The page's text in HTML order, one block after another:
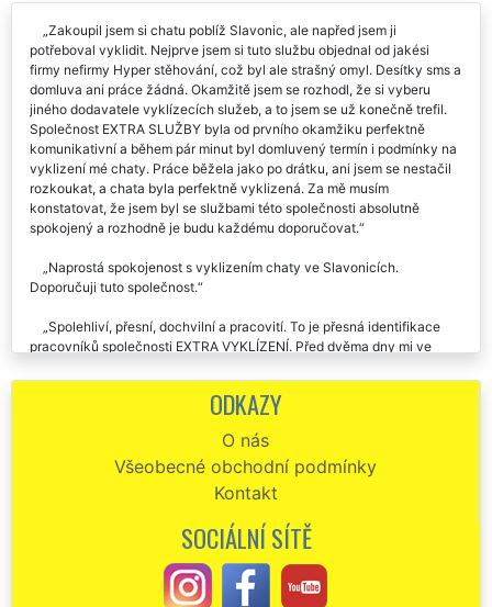
Zakoupil jsem si chatu poblíž Slavonic, ale napřed jsem ji
potřeboval vyklidit. Nejprve jsem si tuto službu objednal od jakési
firmy nefirmy Hyper stěhování, což byl ale strašný omyl. Desítky sms a
domluva ani práce žádná. Okamžitě jsem se rozhodl, že si vyberu
jiného dodavatele vyklízecích služeb, a to jsem se už konečně trefil.
Společnost EXTRA SLUŽBY byla od prvního okamžiku perfektně
komunikativní a během pár minut byl domluvený termín i podmínky na
vyklizení mé chaty. Práce běžela jako po drátku, ani jsem se nestačil
rozkoukat, a chata byla perfektně vyklizená. Za mě musím
konstatovat, že jsem byl se službami této společnosti absolutně
spokojený a rozhodně je budu každému doporučovat.
Naprostá spokojenost s vyklizením chaty ve Slavonicích.
Doporučuji tuto společnost.
Spolehliví, přesní, dochvilní a pracovití. To je přesná identifikace
pracovníků společnosti EXTRA VYKLÍZENÍ. Před dvěma dny mi ve
všemožného nepořádku a harampádí. Stoprocentní a spolehlivá práce,
kterou musím ocenit a pochválit. Bezpodmínečně nejlepší vyklízecí
Vyklízení celé chalupy ve Slavonicích proběhlo bez sebemenších
problémů. Tuto společnost na vyklízecí práce určitě doporučuji.
Objednal jsem si u této společnosti vyklizení chalupy kousek od
Slavonic. S jejich prací jsem byl absolutně spokojený. Přijeli přesně na
čas a vše co jsem potřeboval zlikvidovat a odvézt zajistili během
jednoho dne. Cena za vyklizení pro mě byla více než uspokojivá.
Skutečně profesionální práce. Jednoznačně doporučuji.
ODKAZY
O nás
Všeobecné obchodní podmínky
Kontakt
SOCIÁLNÍ SÍTĚ